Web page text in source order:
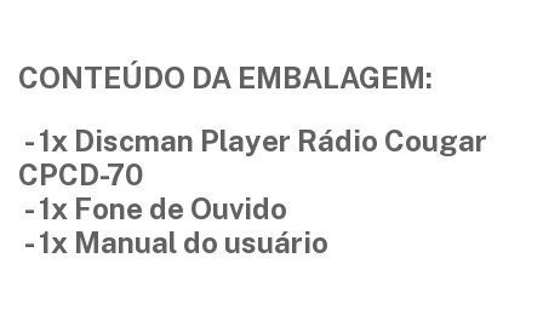
CONTEÚDO DA EMBALAGEM:
- 1x Discman Player Rádio Cougar
CPCD-70
- 1x Fone de Ouvido
- 1x Manual do usuário